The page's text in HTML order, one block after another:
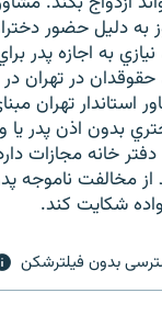
به دليل حضور
به اجازه پدر
در تهران در
تهران
بدون اذن پدر يا
خانه مجازات
مخالفت ناموجه
شكايت كند.
بدون فیلترشکن